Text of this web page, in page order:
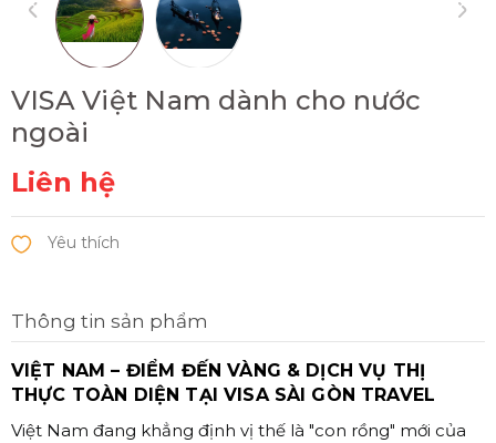
VISA Việt Nam dành cho nước
ngoài
Liên hệ
Thông tin sản phẩm
VIỆT NAM – ĐIỂM ĐẾN VÀNG & DỊCH VỤ THỊ
THỰC TOÀN DIỆN TẠI VISA SÀI GÒN TRAVEL
Việt Nam đang khẳng định vị thế là "con rồng" mới của